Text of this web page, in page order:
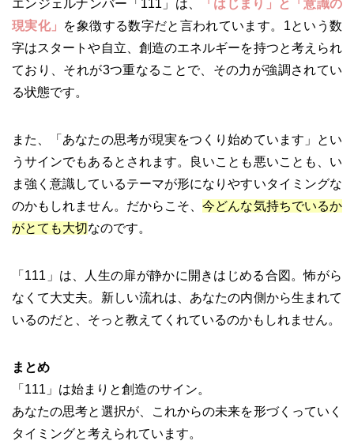
エンジェルナンバー「111」は、
「はじまり」と「意識の
現実化」 を象徴する数字だと言われています。1という数
字はスタートや自立、創造のエネルギーを持つと考えられ
ており、それが3つ重なることで、その力が強調されてい
る状態です。
また、「あなたの思考が現実をつくり始めています」とい
うサインでもあるとされます。良いことも悪いことも、い
ま強く意識しているテーマが形になりやすいタイミングな
のかもしれません。だからこそ、今どんな気持ちでいるか
がとても大切なのです。
「111」は、人生の扉が静かに開きはじめる合図。怖がら
なくて大丈夫。新しい流れは、あなたの内側から生まれて
いるのだと、そっと教えてくれているのかもしれません。
まとめ
「111」は始まりと創造のサイン。
あなたの思考と選択が、これからの未来を形づくっていく
タイミングと考えられています。